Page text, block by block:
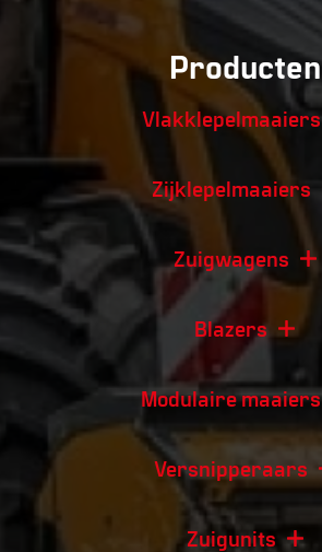
Producten
Vlakklepelmaaiers
Zijklepelmaaiers
Zuigwagens
Blazers
Modulaire maaiers
Versnipperaars
Zuigunits